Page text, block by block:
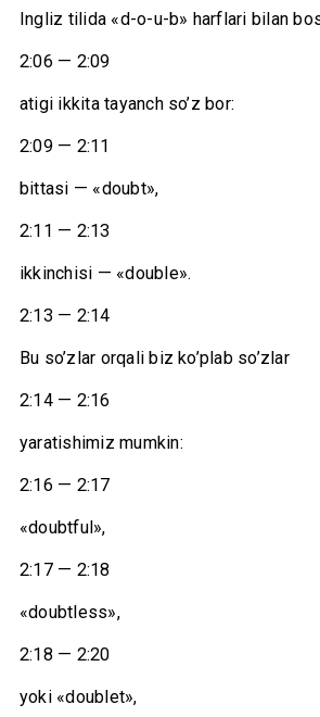
Ingliz tilida «d-o-u-b» harflari bilan
2:06 — 2:09
atigi ikkita tayanch so’z bor:
2:09 — 2:11
bittasi — «doubt»,
2:11 — 2:13
ikkinchisi — «double».
2:13 — 2:14
Bu so’zlar orqali biz ko’plab so’zlar
2:14 — 2:16
yaratishimiz mumkin:
2:16 — 2:17
«doubtful»,
2:17 — 2:18
«doubtless»,
2:18 — 2:20
yoki «doublet»,